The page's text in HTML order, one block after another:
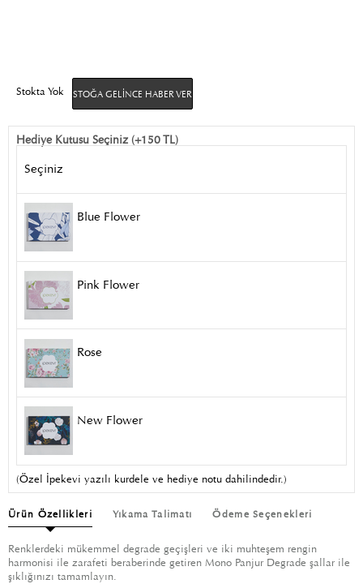
Stokta Yok STOĞA GELINCE HABER VER
Hediye Kutusu Seçiniz (+150 TL)
Seçiniz
Blue Flower
Pink Flower
Rose
New Flower
(Özel İpekevi yazılı kurdele ve hediye notu dahilindedir.)
Ürün Özellikleri Yıkama Talimatı Ödeme Seçenekleri
Renklerdeki mükemmel degrade geçişleri ve iki muhteşem rengin
harmonisi ile zarafeti beraberinde getiren Mono Panjur Degrade şallar ile
şıklığınızı tamamlayın.